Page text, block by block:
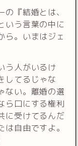
『結婚とは、
いう言葉の中に
ら。いまはジェ
う人がいるけ
してるじゃな
ない。離婚の選
ら口にする権利
に受けてるんだ
自由ですよ。